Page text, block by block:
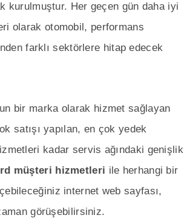
kurulmuştur. Her geçen gün daha iyi
olarak otomobil, performans
farklı sektörlere hitap edecek
bir marka olarak hizmet sağlayan
satışı yapılan, en çok yedek
kadar servis ağındaki genişlik
müşteri hizmetleri ile herhangi bir
internet web sayfası,
görüşebilirsiniz.